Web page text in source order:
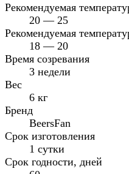
Рекомендуемая
20 — 25
Рекомендуемая
18 — 20
Время созревания
3 недели
Вес
6 кг
Бренд
BeersFan
Срок изготовления
1 сутки
Срок годности, дней